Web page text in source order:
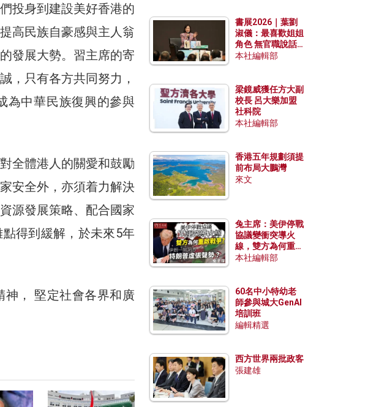
投身到建設美好香港的
高民族自豪感與主人翁
發展大勢。習主席的寄
，只有各方共同努力，
為中華民族復興的參與
全體港人的關愛和鼓勵
安全外，亦須着力解決
源發展策略、配合國家
得到緩解，於未來5年
神， 堅定社會各界和廣
書展2026｜葉劉
淑儀：最喜歡姐姐
角色 無官職說話
包袱少
本社編輯部
梁鏡威獲任方大副
校長 呂大樂加盟
社科院
本社編輯部
香港五年規劃須提
前布局大鵬灣
來文
兔主席：美伊停戰
協議變衝突導火
線，雙方為何重啟
戰爭？伊朗一早洞
本社編輯部
60名中小特幼老
師參與城大GenAI
培訓班
編輯精選
西方世界兩批政客
張建雄